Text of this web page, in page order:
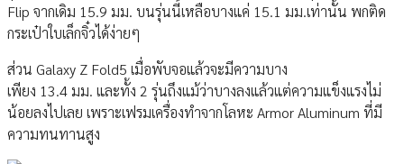
Flip จากเดิม 15.9 มม. บนรุ่นนี้เหลือบางแค่ 15.1 มม.เท่านั้น พกติด
กระเป๋าใบเล็กจิ๋วได้ง่ายๆ
ส่วน Galaxy Z Fold5 เมื่อพับจอแล้วจะมีความบาง
เพียง 13.4 มม. และทั้ง 2 รุ่นถึงแม้ว่าบางลงแล้วแต่ความแข็งแรงไม่
น้อยลงไปเลย เพราะเฟรมเครื่องทำจากโลหะ Armor Aluminum ที่มี
ความทนทานสูง